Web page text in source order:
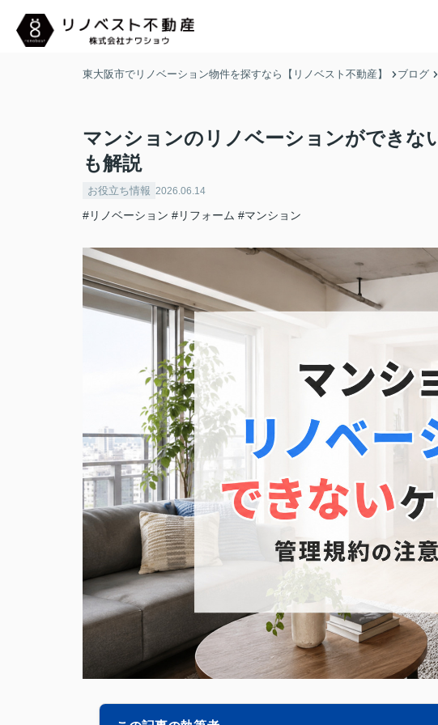
東大阪市でリノベーション物件を探すなら【リノベスト不動産】 ブログ
マンションのリノベーションができな
も解説
お役立ち情報 2026.06.14
#リノベーション #リフォーム #マンション